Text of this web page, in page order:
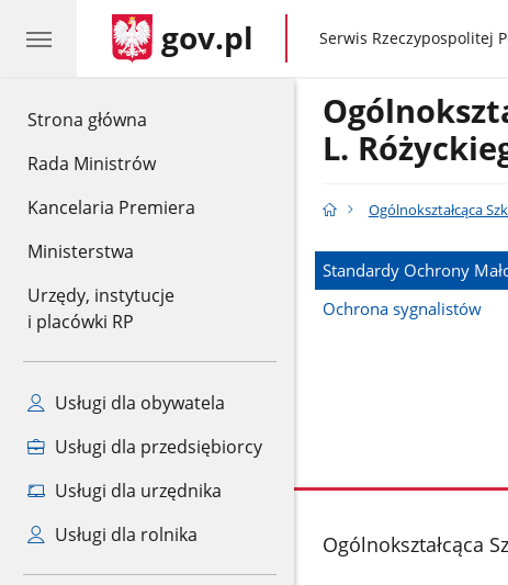
Strona główna
Rada Ministrów
Kancelaria Premiera
Ministerstwa
Urzędy, instytucje
i placówki RP
Usługi dla obywatela
Usługi dla przedsiębiorcy
Usługi dla urzędnika
Usługi dla rolnika
gov.pl gov.pl
Serwis Rzeczypospolitej
L.
Ogólnokształcąca
Standardy Ochrony
Ochrona sygnalistów
stopka
Ogólnokształcąca